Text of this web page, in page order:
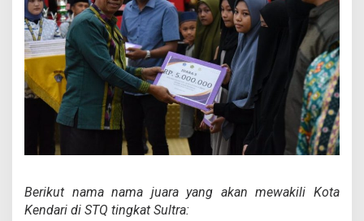
Berikut nama nama juara yang akan mewakili Kota
Kendari di STQ tingkat Sultra: